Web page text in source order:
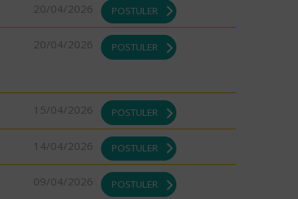
20/04/2026 POSTULER
20/04/2026 POSTULER
15/04/2026 POSTULER
14/04/2026 POSTULER
09/04/2026 POSTULER